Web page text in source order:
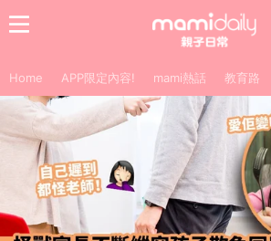
Home APP限定內容! mami熱話 教育路